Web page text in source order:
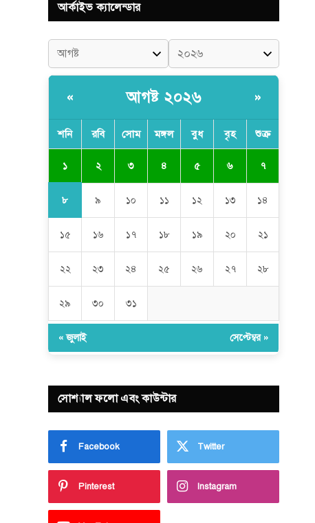
আর্কাইভ ক্যালেন্ডার
« আগষ্ট ২০২৬ »
শনি রবি সোম মঙ্গল বুধ বৃহ শুক্র
১ ২ ৩ ৪ ৫ ৬ ৭
৮ ৯ ১০ ১১ ১২ ১৩ ১৪
১৫ ১৬ ১৭ ১৮ ১৯ ২০ ২১
২২ ২৩ ২৪ ২৫ ২৬ ২৭ ২৮
২৯ ৩০ ৩১
« জুলাই সেপ্টেম্বর »
সোশ্যাল ফলো এবং কাউন্টার
Facebook Twitter
Pinterest Instagram